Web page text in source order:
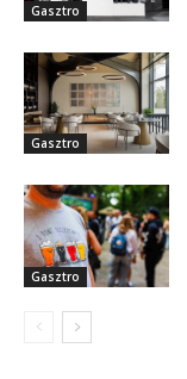
Gasztro
Gasztro
Gasztro